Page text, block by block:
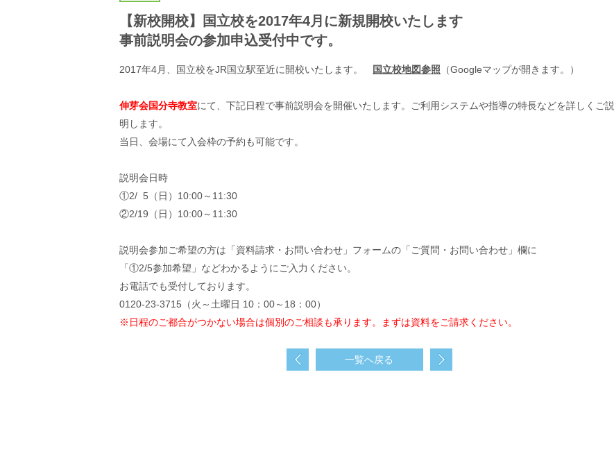
【新校開校】国立校を2017年4月に新規開校いたします
事前説明会の参加申込受付中です。
2017年4月、国立校をJR国立駅至近に開校いたします。 国立校地図参照 （Googleマップが開きます。）
伸芽会国分寺教室にて、下記日程で事前説明会を開催いたします。ご利用システムや指導の特長などを詳しくご説
明します。
当日、会場にて入会枠の予約も可能です。
説明会日時
①2/ 5（日）10:00～11:30
②2/19（日）10:00～11:30
説明会参加ご希望の方は「資料請求・お問い合わせ」フォームの「ご質問・お問い合わせ」欄に
「①2/5参加希望」などわかるようにご入力ください。
お電話でも受付しております。
0120-23-3715（火～土曜日 10：00～18：00）
※日程のご都合がつかない場合は個別のご相談も承ります。まずは資料をご請求ください。
一覧へ戻る